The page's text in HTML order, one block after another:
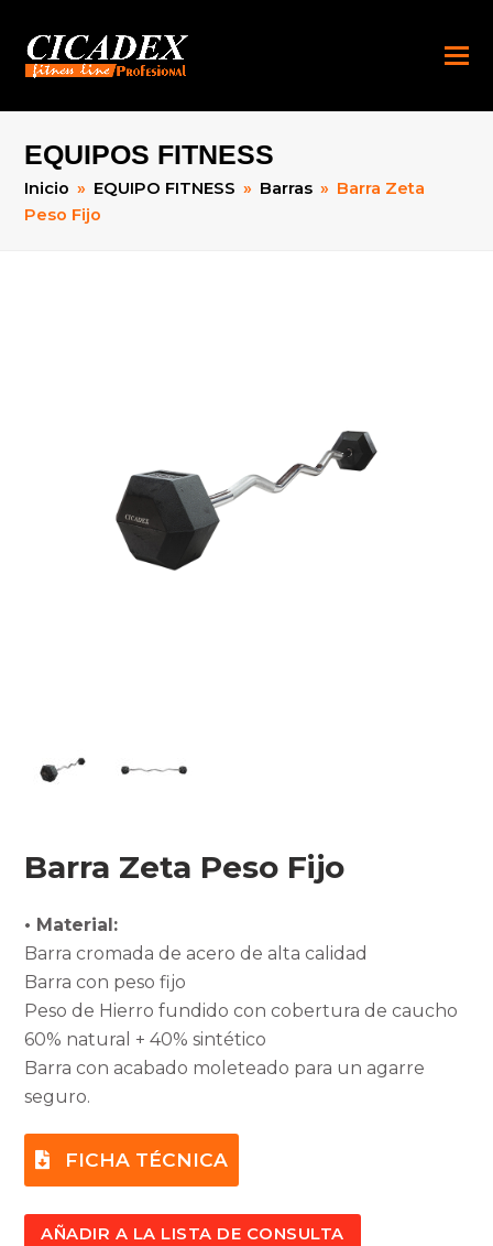
EQUIPOS FITNESS
Inicio » EQUIPO FITNESS » Barras » Barra Zeta
Peso Fijo
Barra Zeta Peso Fijo
• Material:
Barra cromada de acero de alta calidad
Barra con peso fijo
Peso de Hierro fundido con cobertura de caucho
60% natural + 40% sintético
Barra con acabado moleteado para un agarre
seguro.
FICHA TÉCNICA
AÑADIR A LA LISTA DE CONSULTA